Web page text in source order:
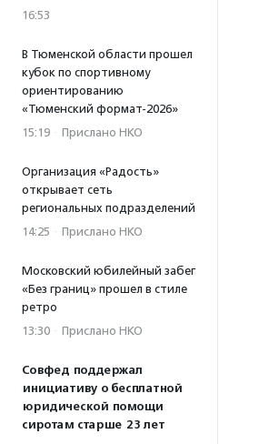
16:53
В Тюменской области прошел
кубок по спортивному
ориентированию
«Тюменский формат-2026»
15:19 · Прислано НКО
Организация «Радость»
открывает сеть
региональных подразделений
14:25 · Прислано НКО
Московский юбилейный забег
«Без границ» прошел в стиле
ретро
13:30 · Прислано НКО
Совфед поддержал
инициативу о бесплатной
юридической помощи
сиротам старше 23 лет